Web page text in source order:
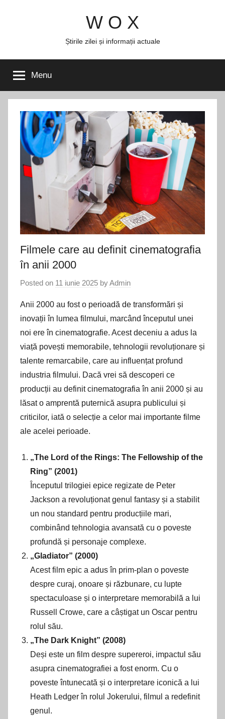
W O X
Știrile zilei și informații actuale
Menu
Filmele care au definit cinematografia
în anii 2000
Posted on 11 iunie 2025 byAdmin
Anii 2000 au fost o perioadă de transformări și
inovații în lumea filmului, marcând începutul unei
noi ere în cinematografie. Acest deceniu a adus la
viață povești memorabile, tehnologii revoluționare și
talente remarcabile, care au influențat profund
industria filmului. Dacă vrei să descoperi ce
producții au definit cinematografia în anii 2000 și au
lăsat o amprentă puternică asupra publicului și
criticilor, iată o selecție a celor mai importante filme
ale acelei perioade.
„The Lord of the Rings: The Fellowship of the
Ring” (2001)
Începutul trilogiei epice regizate de Peter
Jackson a revoluționat genul fantasy și a stabilit
un nou standard pentru producțiile mari,
combinând tehnologia avansată cu o poveste
profundă și personaje complexe.
„Gladiator” (2000)
Acest film epic a adus în prim-plan o poveste
despre curaj, onoare și răzbunare, cu lupte
spectaculoase și o interpretare memorabilă a lui
Russell Crowe, care a câștigat un Oscar pentru
rolul său.
„The Dark Knight” (2008)
Deși este un film despre supereroi, impactul său
asupra cinematografiei a fost enorm. Cu o
poveste întunecată și o interpretare iconică a lui
Heath Ledger în rolul Jokerului, filmul a redefinit
genul.